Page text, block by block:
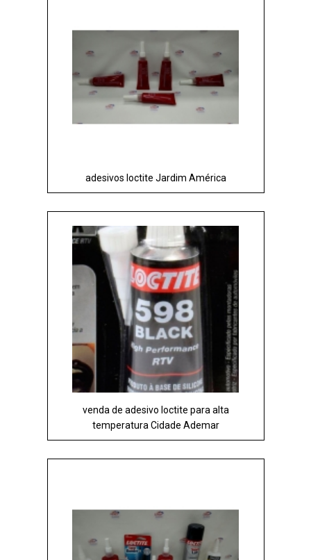
adesivos loctite Jardim América
venda de adesivo loctite para alta
temperatura Cidade Ademar